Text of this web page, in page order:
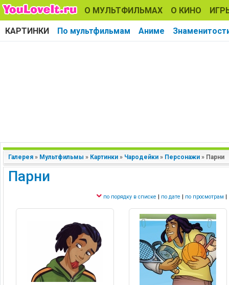
О МУЛЬТФИЛЬМАХ О КИНО
КАРТИНКИ По мультфильмам Аниме
Галерея » Мультфильмы » Картинки » Чародейки » Персонажи » Парни
Парни
по порядку в списке | по дате | по просмотрам |